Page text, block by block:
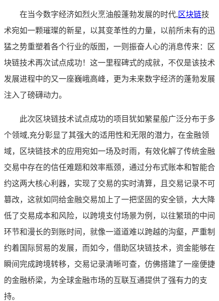
在当今数字经济如烈火烹油般蓬勃发展的时代, 区块链技
术宛如一颗璀璨的新星，以其变革性的力量，以前所未有的迅
猛之势重塑着各个行业的版图，一则振奋人心的消息传来：区
块链技术再次试点成功！这一里程碑式的成就，不仅是该技术
发展进程中的又一座巍峨高峰，更为未来数字经济的蓬勃发展
注入了磅礴动力。
此次区块链技术试点成功的项目犹如繁星般广泛分布于多
个领域,充分彰显了其强大的适用性和无限的潜力，在金融领
域，区块链技术的应用宛如一场及时雨，有效化解了传统金融
交易中存在的信任难题和效率瓶颈，通过分布式账本和智能合
约这两大核心利器，实现了交易的实时清算，且交易记录不可
篡改，这就如同给金融交易加上了一把坚固的安全锁，大大降
低了交易成本和风险，以跨境支付场景为例，以往繁琐的中间
环节和漫长的到账时间，就像一道道难以跨越的沟壑，严重制
约着国际贸易的发展，而如今，借助区块链技术，资金能够在
瞬间完成跨境转移，交易记录清晰可查，仿佛搭建了一座便捷
的金融桥梁，为全球金融市场的互联互通提供了强有力的支
持。